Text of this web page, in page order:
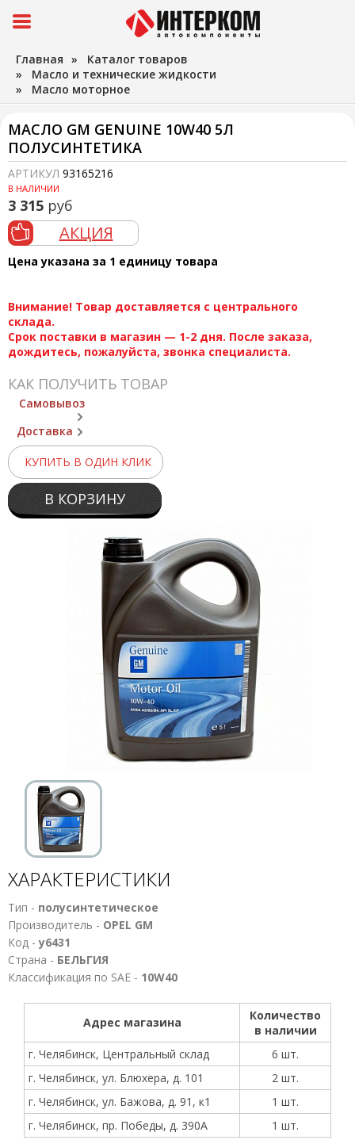
Главная » Каталог товаров
» Масло и технические жидкости
» Масло моторное
МАСЛО GM GENUINE 10W40 5Л
ПОЛУСИНТЕТИКА
АРТИКУЛ 93165216
В НАЛИЧИИ
3 315 руб
АКЦИЯ
Цена указана за 1 единицу товара
Внимание! Товар доставляется с центрального
склада.
Срок поставки в магазин — 1-2 дня. После заказа,
дождитесь, пожалуйста, звонка специалиста.
КАК ПОЛУЧИТЬ ТОВАР
Самовывоз
Доставка
КУПИТЬ В ОДИН КЛИК
В КОРЗИНУ
ХАРАКТЕРИСТИКИ
Тип - полусинтетическое
Производитель - OPEL GM
Код -у6431
Страна - БЕЛЬГИЯ
Классификация по SAE - 10W40
Адрес магазина
Количество
в наличии
г. Челябинск, Центральный склад
6 шт.
г. Челябинск, ул. Блюхера, д. 101
2 шт.
г. Челябинск, ул. Бажова, д. 91, к1
1 шт.
г. Челябинск, пр. Победы, д. 390А
1 шт.